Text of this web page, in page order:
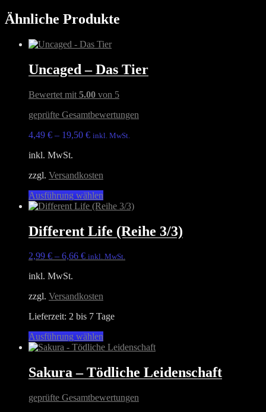
weist
mehrere
auf.
Optionen
können
der
Produktseite
gewählt
werden
Ähnliche Produkte
Uncaged – Das Tier
Bewertet mit 5.00 von 5
geprüfte Gesamtbewertungen
4,49 € – 19,50 € inkl. MwSt.
inkl. MwSt.
zzgl. Versandkosten
Ausführung wählen
Produkt
mehrere
Varianten
Die
der
Produktseite
gewählt
werden
Different Life (Reihe 3/3)
2,99 € – 6,66 € inkl. MwSt.
inkl. MwSt.
zzgl. Versandkosten
Lieferzeit: 2 bis 7 Tage
Ausführung wählen
Produkt
mehrere
Varianten
Die
Sakura – Tödliche Leidenschaft
geprüfte Gesamtbewertungen